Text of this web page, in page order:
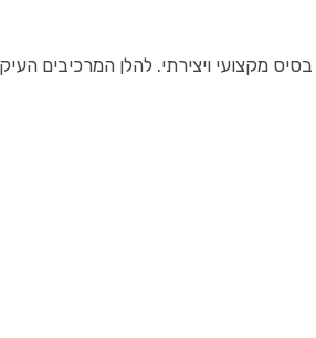
מקצועי ויצירתי. להלן המרכיבים